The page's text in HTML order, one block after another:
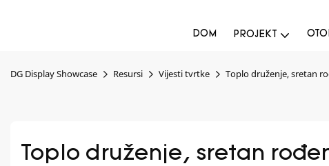
DOM PROJEKT
DG Display Showcase Resursi Vijesti tvrtke Toplo druženje, sretan
Toplo druženje, sretan